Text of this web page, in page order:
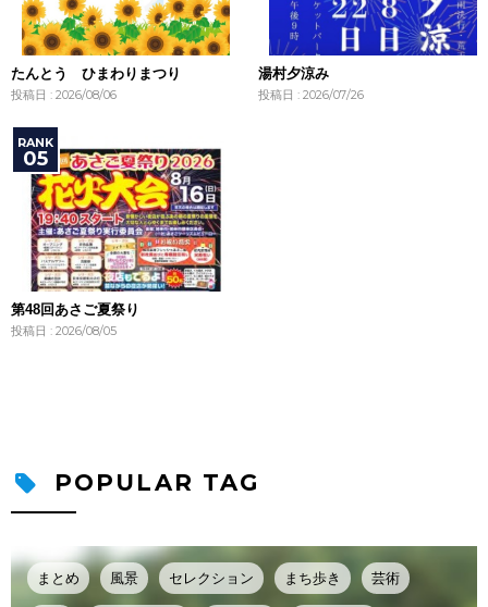
たんとう ひまわりまつり
投稿日 : 2026/08/06
湯村夕涼み
投稿日 : 2026/07/26
第48回あさご夏祭り
投稿日 : 2026/08/05
POPULAR TAG
まとめ 風景 セレクション まち歩き 芸術